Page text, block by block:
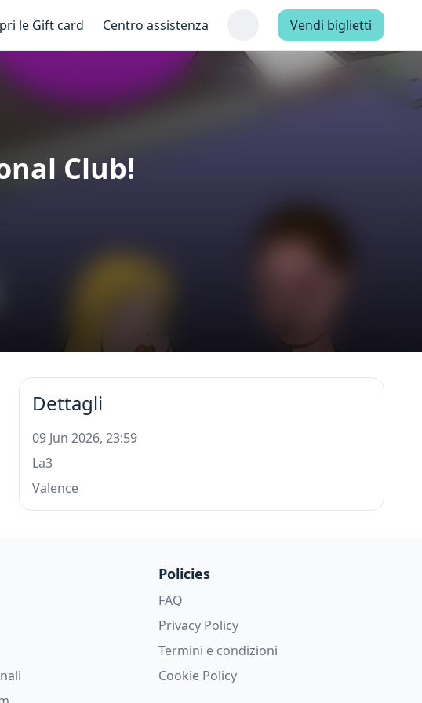
le Gift card Centro assistenza Vendi biglietti
Club!
Dettagli
09 Jun 2026, 23:59
La3
Valence
Policies
FAQ
Privacy Policy
Termini e condizioni
Cookie Policy